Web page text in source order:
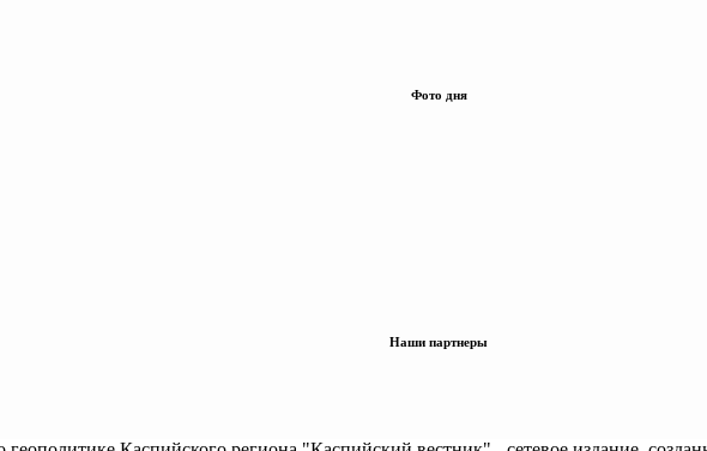
Фото дня
Наши партнеры